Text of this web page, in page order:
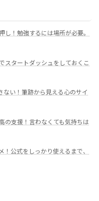
！勉強するには場所が必要。
スタートダッシュをしておくこ
ない！筆跡から見える心のサイ
の支援！言わなくても気持ちは
公式をしっかり使えるまで、